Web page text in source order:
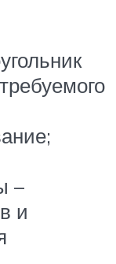
–
и